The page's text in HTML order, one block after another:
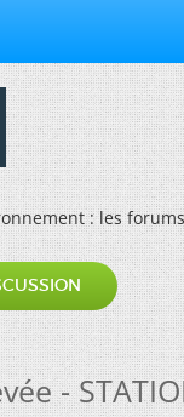
: les
-